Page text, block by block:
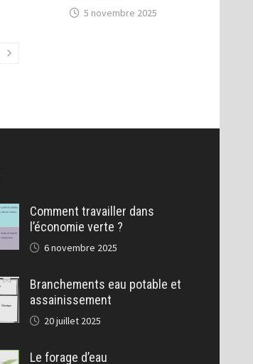
5 novembre 2025
Comment travailler dans
l’économie verte ?
6 novembre 2025
Branchements eau potable et
assainissement
20 juillet 2025
Le forage d’eau